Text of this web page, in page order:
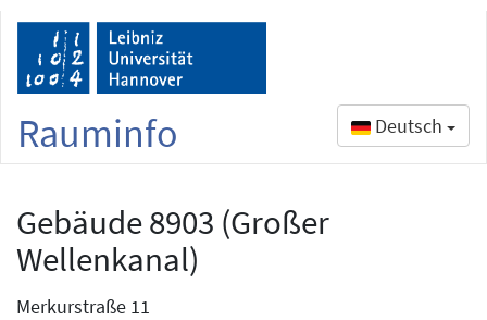
Rauminfo Deutsch
Gebäude 8903 (Großer
Wellenkanal)
Merkurstraße 11